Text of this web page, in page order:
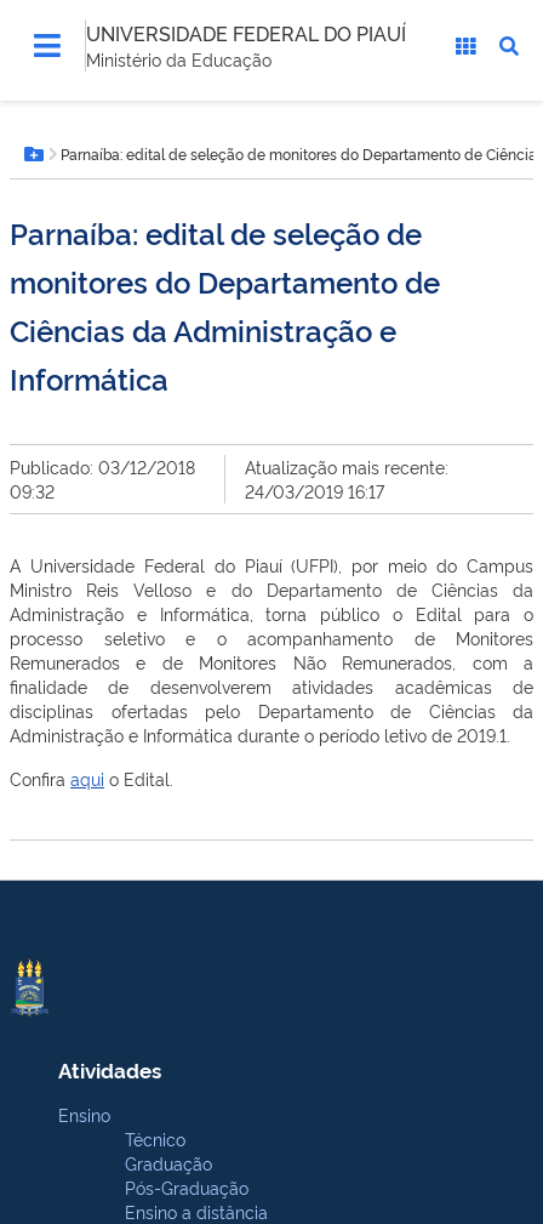
UNIVERSIDADE FEDERAL DO PIAUÍ
Ministério da Educação
está
aqui:Botão Menu
Parnaíba: edital de seleção de monitores do Departamento de
Parnaíba: edital de seleção de
monitores do Departamento de
Ciências da Administração e
Informática
Publicado: 03/12/2018
09:32
Atualização mais recente:
24/03/2019 16:17
A Universidade Federal do Piauí (UFPI), por meio do Campus
Ministro Reis Velloso e do Departamento de Ciências da
Administração e Informática, torna público o Edital para o
processo seletivo e o acompanhamento de Monitores
Remunerados e de Monitores Não Remunerados, com a
finalidade de desenvolverem atividades acadêmicas de
disciplinas ofertadas pelo Departamento de Ciências da
Administração e Informática durante o período letivo de 2019.1.
Confira aqui o Edital.
Atividades
Ensino
Técnico
Graduação
Pós-Graduação
Ensino a distância